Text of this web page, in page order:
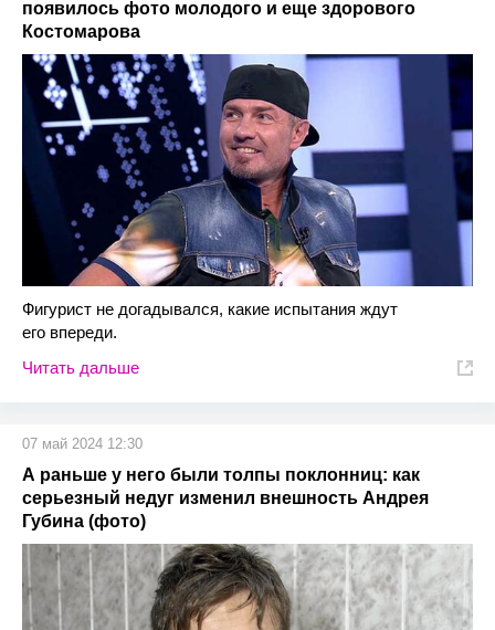
появилось фото молодого и еще здорового
Костомарова
Фигурист не догадывался, какие испытания ждут
его впереди.
Читать дальше
07 май 2024 12:30
А раньше у него были толпы поклонниц: как
серьезный недуг изменил внешность Андрея
Губина (фото)